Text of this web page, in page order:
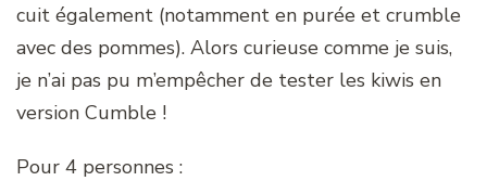
cuit également (notamment en purée et crumble
avec des pommes). Alors curieuse comme je suis,
je n’ai pas pu m’empêcher de tester les kiwis en
version Cumble !
Pour 4 personnes :